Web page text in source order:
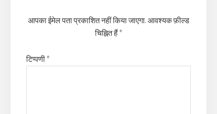
आपका ईमेल पता प्रकाशित नहीं किया जाएगा. आवश्यक फ़ील्ड
चिह्नित हैं *
टिप्पणी *